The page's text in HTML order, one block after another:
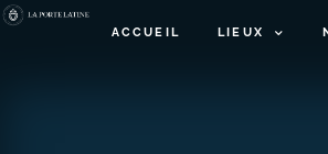
ACCUEIL LIEUX